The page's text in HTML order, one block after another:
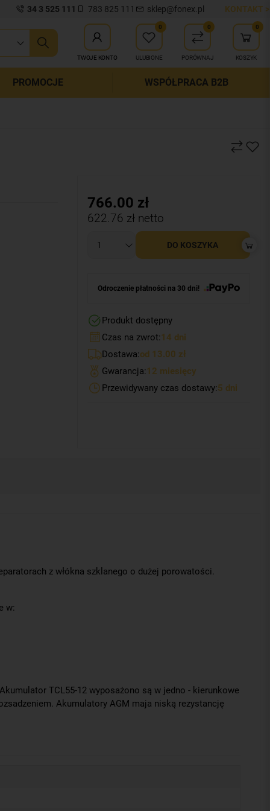
34 3 525 111 783 825 111 sklep@fonex.pl KONTAKT >
wyszukiwanie
TWOJE KONTO
0
ULUBIONE
0
PORÓWNAJ
0
KOSZYK
PROMOCJE WSPÓŁPRACA B2B
766.00 zł
622.76 zł netto
DO KOSZYKA
Odroczenie płatności na 30 dni!
Produkt dostępny
Czas na zwrot:14 dni
Dostawa:od 13.00 zł
Gwarancja:12 miesięcy
Przewidywany czas dostawy:5 dni
z włókna szklanego o dużej porowatości.
w:
TCL55-12 wyposażono są w jedno - kierunkowe
Akumulatory AGM maja niską rezystancję